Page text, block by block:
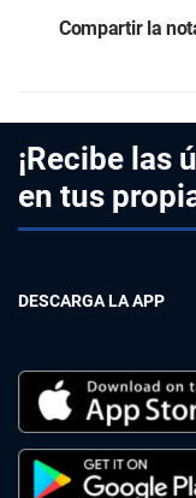
Compartir la
¡Recibe las
en tus
DESCARGA LA APP